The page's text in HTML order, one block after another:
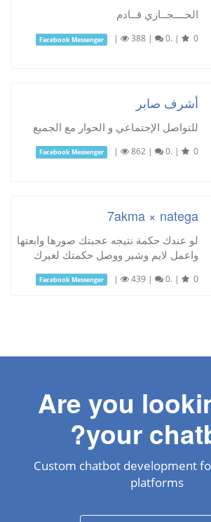
الحــــجــازي قــادم
Facebook Messenger | 388 | 0. | 0
أشرف صابر
للتواصل الإجتماعي و الحوار مع الجميع
Facebook Messenger | 862 | 0. | 0
7akma × natega
لو عندك حكمة نتيجه عجبتك صورها وابعتها
واعمل لايم وشير ووصل حكمتك لغيرك
Facebook Messenger | 439 | 0. | 0
Are you
your
Custom chatbot development
platforms